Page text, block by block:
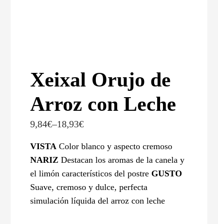
Xeixal Orujo de
Arroz con Leche
9,84€–18,93€
VISTA Color blanco y aspecto cremoso
NARIZ Destacan los aromas de la canela y
el limón característicos del postre GUSTO
Suave, cremoso y dulce, perfecta
simulación líquida del arroz con leche